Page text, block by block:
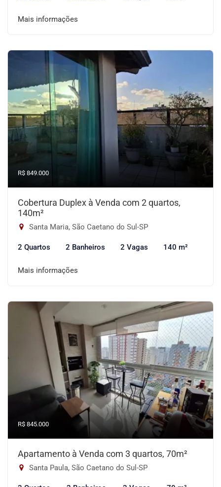
Mais informações
R$ 849.000
Cobertura Duplex à Venda com 2 quartos,
140m²
Santa Maria, São Caetano do Sul-SP
2 Quartos 2 Banheiros 2 Vagas 140 m²
Mais informações
R$ 845.000
Apartamento à Venda com 3 quartos, 70m²
Santa Paula, São Caetano do Sul-SP